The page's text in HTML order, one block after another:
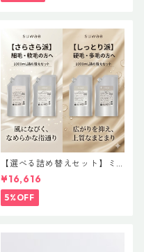
【選べる詰め替えセット】ミ
ルボン 新ブランド「suwae
（スワエ）」｜リラクシング
シャンプー 1000mL ￥7,590
＋ トリートメント 1000g￥9,
¥16,616
5%OFF